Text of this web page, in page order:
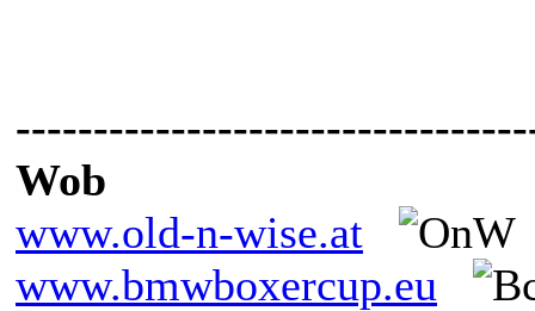
Wob
www.old-n-wise.at
www.bmwboxercup.eu